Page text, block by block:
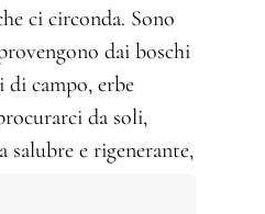
ci circonda. Sono
dai boschi
di campo, erbe
da soli,
salubre e rigenerante,